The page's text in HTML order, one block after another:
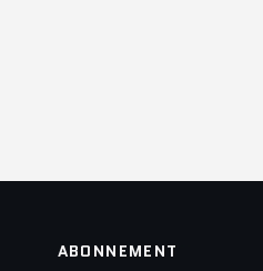
ABONNEMENT